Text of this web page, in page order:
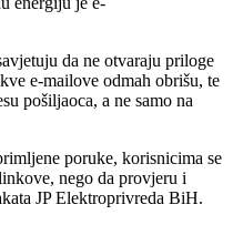
da ne otvaraju priloge
e-mailove odmah obrišu, te
pošiljaoca, a ne samo na
poruke, korisnicima se
nego da provjeru i
JP Elektroprivreda BiH.